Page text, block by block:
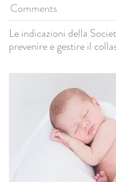
Comments
Le indicazioni della
prevenire e gestire il